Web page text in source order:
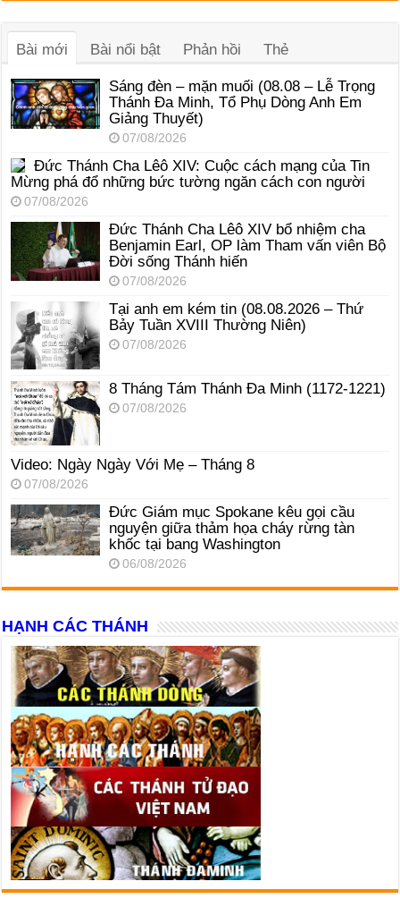
âm
Bài mới
Bài nổi bật Phản hồi Thẻ
Sáng đèn – mặn muối (08.08 – Lễ Trọng
Thánh Đa Minh, Tổ Phụ Dòng Anh Em
Giảng Thuyết)
07/08/2026
Đức Thánh Cha Lêô XIV: Cuộc cách mạng của Tin
Mừng phá đổ những bức tường ngăn cách con người
07/08/2026
Đức Thánh Cha Lêô XIV bổ nhiệm cha
Benjamin Earl, OP làm Tham vấn viên Bộ
Đời sống Thánh hiến
07/08/2026
Tại anh em kém tin (08.08.2026 – Thứ
Bảy Tuần XVIII Thường Niên)
07/08/2026
8 Tháng Tám Thánh Ða Minh (1172-1221)
07/08/2026
Video: Ngày Ngày Với Mẹ – Tháng 8
07/08/2026
Đức Giám mục Spokane kêu gọi cầu
nguyện giữa thảm họa cháy rừng tàn
khốc tại bang Washington
06/08/2026
HẠNH CÁC THÁNH